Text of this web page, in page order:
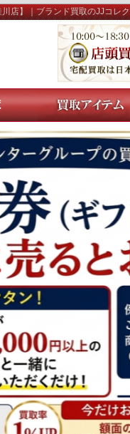
店】｜ブランド買取のJJコレ